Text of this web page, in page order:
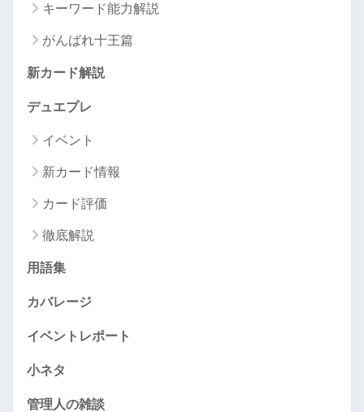
キーワード能力解説
がんばれ十王篇
新カード解説
デュエプレ
イベント
新カード情報
カード評価
徹底解説
用語集
カバレージ
イベントレポート
小ネタ
管理人の雑談